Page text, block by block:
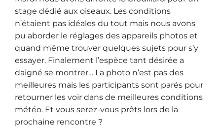
stage dédié aux oiseaux. Les conditions
n’étaient pas idéales du tout mais nous avons
pu aborder le réglages des appareils photos et
quand même trouver quelques sujets pour s’y
essayer. Finalement l’espèce tant désirée a
daigné se montrer… La photo n’est pas des
meilleures mais les participants sont parés pour
retourner les voir dans de meilleures conditions
météo. Et vous serez-vous prêts lors de la
prochaine rencontre ?